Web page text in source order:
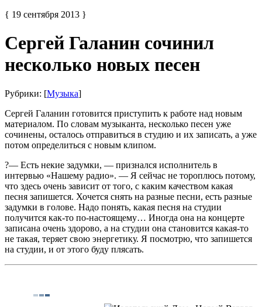
{ 19 сентября 2013 }
Сергей Галанин сочинил
несколько новых песен
Рубрики: [Музыка]
Сергей Галанин готовится приступить к работе над новым
материалом. По словам музыканта, несколько песен уже
сочинены, осталось отправиться в студию и их записать, а уже
потом определиться с новым клипом.
?— Есть некие задумки, — признался исполнитель в
интервью «Нашему радио». — Я сейчас не тороплюсь потому,
что здесь очень зависит от того, с каким качеством какая
песня запишется. Хочется снять на разные песни, есть разные
задумки в голове. Надо понять, какая песня на студии
получится как-то по-настоящему… Иногда она на концерте
записана очень здорово, а на студии она становится какая-то
не такая, теряет свою энергетику. Я посмотрю, что запишется
на студии, и от этого буду плясать.